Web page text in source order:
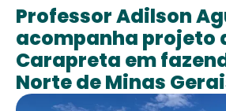
Professor Adilson
acompanha projeto
Carapreta em
Norte de Minas